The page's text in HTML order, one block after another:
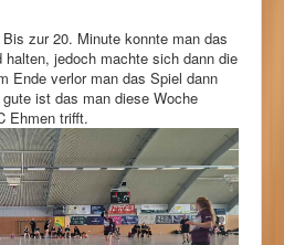
zur 20. Minute konnte man das
halten, jedoch machte sich dann die
Ende verlor man das Spiel dann
ist das man diese Woche
Ehmen trifft.